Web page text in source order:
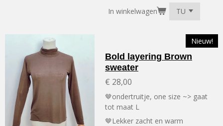
In winkelwagen
Nieuw!
Bold layering Brown
sweater
€ 28,00
🤎ondertruitje, one size ~> gaat
tot maat L
🤎Lekker zacht en warm